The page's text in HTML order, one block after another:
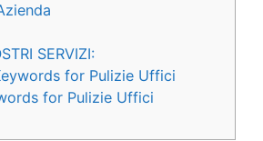
SERVIZI:
for Pulizie Uffici
for Pulizie Uffici